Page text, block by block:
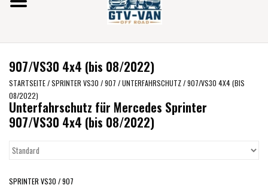
und
unten,
verfügbare
Ergebnis
Drücke
die
Vito / V-Klasse 447
Viano /Vito 639
VW T7 2025
VW T6
VW CRAFTER / MAN TGE
907/VS30 4x4 (bis 08/2022)
STARTSEITE/SPRINTER VS30 / 907 /UNTERFAHRSCHUTZ/907/VS30 4X4 (BIS
08/2022)
Unterfahrschutz für Mercedes Sprinter
907/VS30 4x4 (bis 08/2022)
SPRINTER VS30 / 907